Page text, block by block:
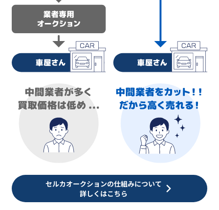
セルカオークションの仕組みについて
詳しくはこちら